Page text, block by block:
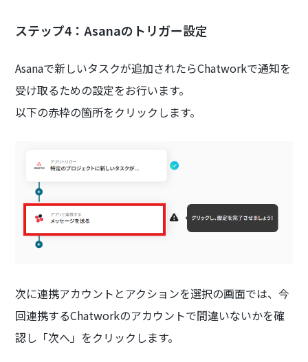
ステップ4：Asanaのトリガー設定
Asanaで新しいタスクが追加されたらChatworkで通知を
受け取るための設定をお行います。
以下の赤枠の箇所をクリックします。
次に連携アカウントとアクションを選択の画面では、今
回連携するChatworkのアカウントで間違いないかを確
認し「次へ」をクリックします。